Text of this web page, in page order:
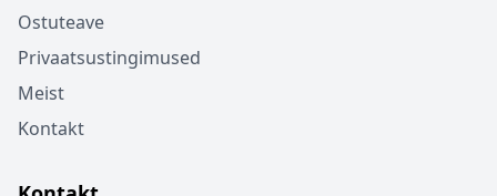
Ostuteave
Privaatsustingimused
Meist
Kontakt